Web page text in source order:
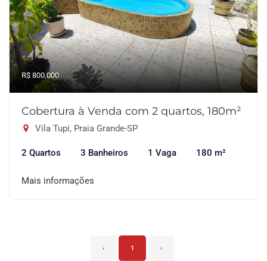
R$ 800.000
Cobertura à Venda com 2 quartos, 180m²
Vila Tupi, Praia Grande-SP
2 Quartos 3 Banheiros 1 Vaga 180 m²
Mais informações
‹ 1 ›